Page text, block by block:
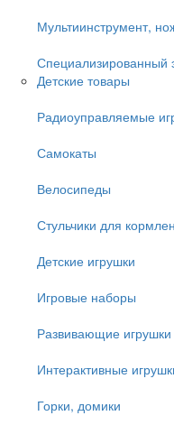
Мультиинструмент,
Специализированный
Детские товары
Радиоуправляемые
Самокаты
Велосипеды
Стульчики для
Детские игрушки
Игровые наборы
Развивающие игрушки
Интерактивные
Горки, домики